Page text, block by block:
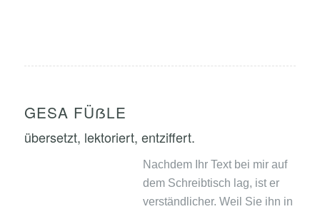
GESA FÜẞLE
übersetzt, lektoriert, entziffert.
Nachdem Ihr Text bei mir auf
dem Schreibtisch lag, ist er
verständlicher. Weil Sie ihn in